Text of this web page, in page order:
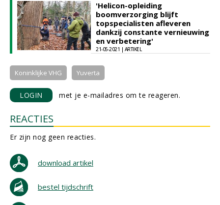
'Helicon-opleiding
boomverzorging blijft
topspecialisten afleveren
dankzij constante vernieuwing
en verbetering'
21-05-2021 | ARTIKEL
Koninklijke VHG Yuverta
LOGIN met je e-mailadres om te reageren.
REACTIES
Er zijn nog geen reacties.
download artikel
bestel tijdschrift